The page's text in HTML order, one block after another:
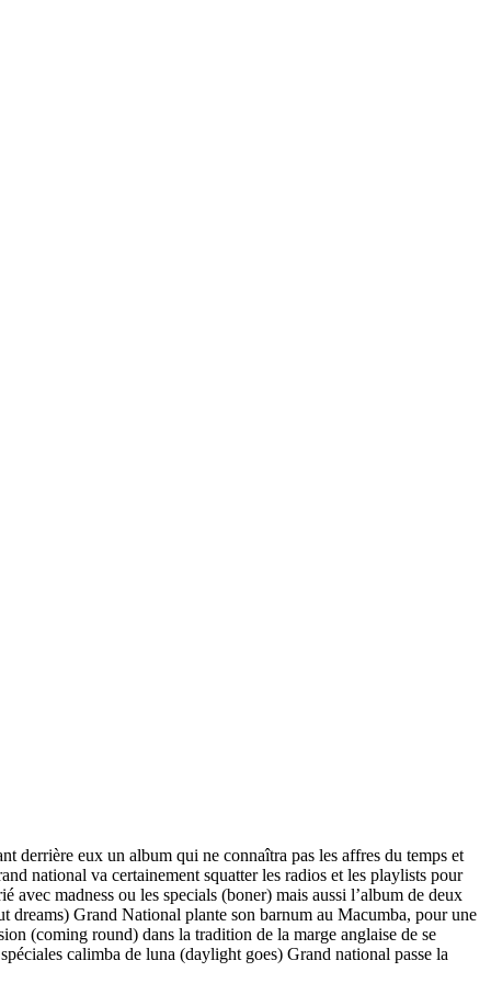
derrière eux un album qui ne connaîtra pas les affres du temps et
national va certainement squatter les radios et les playlists pour
madness ou les specials (boner) mais aussi l’album de deux
dreams) Grand National plante son barnum au Macumba, pour une
(coming round) dans la tradition de la marge anglaise de se
calimba de luna (daylight goes) Grand national passe la